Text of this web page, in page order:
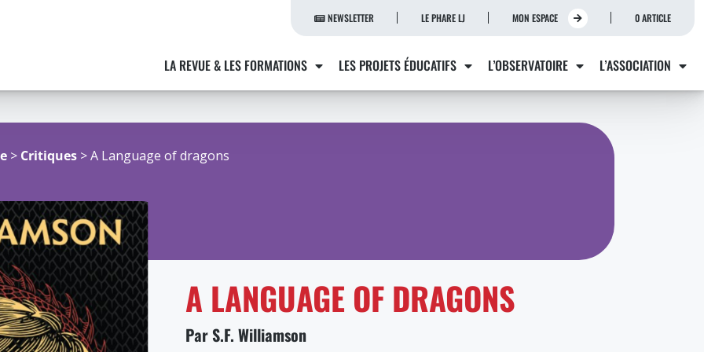
NEWSLETTER LE PHARE LJ MON ESPACE 0 ARTICLE
LA REVUE & LES FORMATIONS LES PROJETS ÉDUCATIFS L’OBSERVATOIRE L’ASSOCIATION
> Critiques > A Language of dragons
A LANGUAGE OF DRAGONS
Par S.F. Williamson